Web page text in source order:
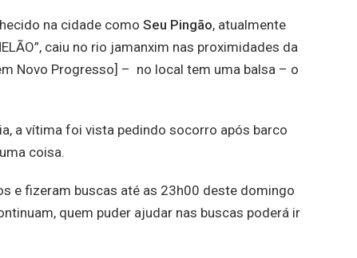
na cidade como Seu Pingão, atualmente
caiu no rio jamanxim nas proximidades da
Novo Progresso] – no local tem uma balsa – o
a vítima foi vista pedindo socorro após barco
coisa.
e fizeram buscas até as 23h00 deste domingo
quem puder ajudar nas buscas poderá ir